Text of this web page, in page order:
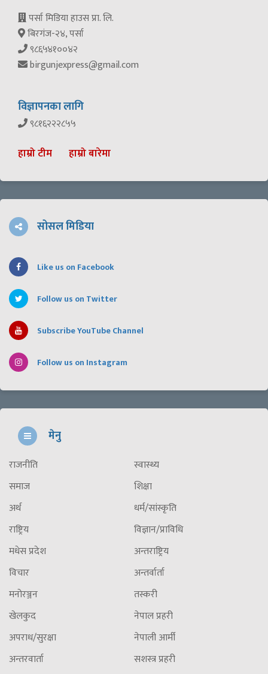
पर्सा मिडिया हाउस प्रा. लि.
बिरगंज-२४, पर्सा
९८६५४१००४२
birgunjexpress@gmail.com
विज्ञापनका लागि
९८१६२२२८५५
हाम्रो टीम हाम्रो बारेमा
सोसल मिडिया
Like us on Facebook
Follow us on Twitter
Subscribe YouTube Channel
Follow us on Instagram
मेनु
राजनीति
समाज
अर्थ
राष्ट्रिय
मधेस प्रदेश
विचार
मनोरञ्जन
खेलकुद
अपराध/सुरक्षा
अन्तरवार्ता
स्वास्थ्य
शिक्षा
धर्म/सांस्कृति
विज्ञान/प्राविधि
अन्तराष्ट्रिय
अन्तर्वार्ता
तस्करी
नेपाल प्रहरी
नेपाली आर्मी
सशस्त्र प्रहरी